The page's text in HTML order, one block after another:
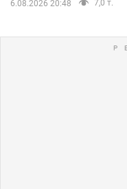
6.08.2026 20:48 7,0 т.